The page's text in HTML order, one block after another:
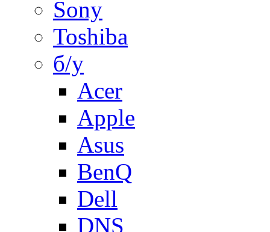
Sony
Toshiba
б/у
Acer
Apple
Asus
BenQ
Dell
DNS